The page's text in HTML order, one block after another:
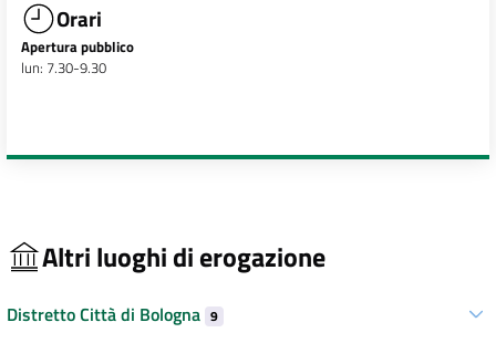
Orari
Apertura pubblico
lun: 7.30-9.30
Altri luoghi di erogazione
Distretto Città di Bologna 9